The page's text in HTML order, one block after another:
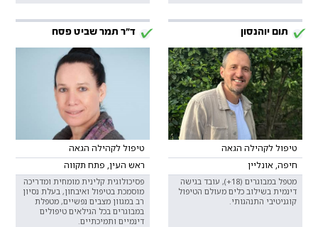
תום יוהנסון
טיפול לקהילה הגאה
חיפה, אונליין
מטפל במבוגרים (18+), עובד בגישה
דינמית בשילוב כלים מעולם הטיפול
קוגניטיבי התנהגותי.
ד"ר תמר שביט פסח
טיפול לקהילה הגאה
ראש העין, פתח תקווה
פסיכולוגית קלינית מומחית ומדריכה
מוסמכת בטיפול ואיבחון, בעלת נסיון
רב במגוון מצבים נפשיים, מטפלת
במבוגרים בכל הגילאים טיפולים
דינמיים ותמיכתיים.